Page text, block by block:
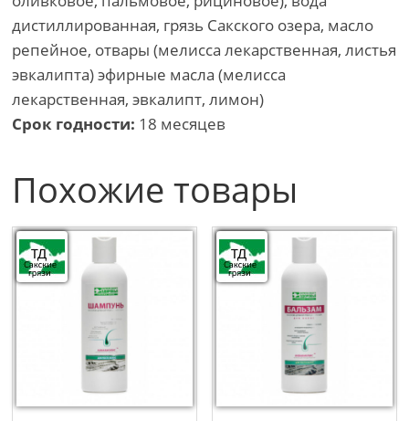
дистиллированная, грязь Сакского озера, масло
репейное, отвары (мелисса лекарственная, листья
эвкалипта) эфирные масла (мелисса
лекарственная, эвкалипт, лимон)
Срок годности: 18 месяцев
Похожие товары